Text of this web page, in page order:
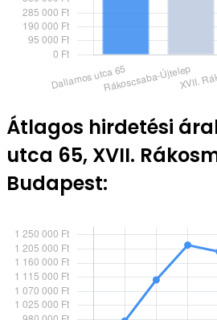
Átlagos hirdetési
utca 65, XVII.
Budapest: